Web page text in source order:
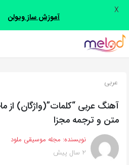
اشتراک
با
روش‌های
زیر
این
صفحه
عربی
آهنگ عربی “كلمات”(واژگان) از
متن و ترجمه مجزا
نویسنده: مجله موسیقی ملود
2 سال پیش
آموزش ساز ویولن
X